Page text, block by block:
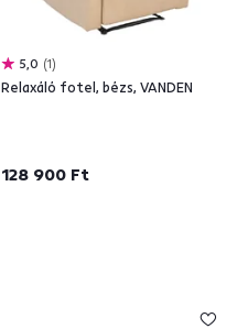
5,0 1
Relaxáló fotel, bézs, VANDEN
128 900 Ft